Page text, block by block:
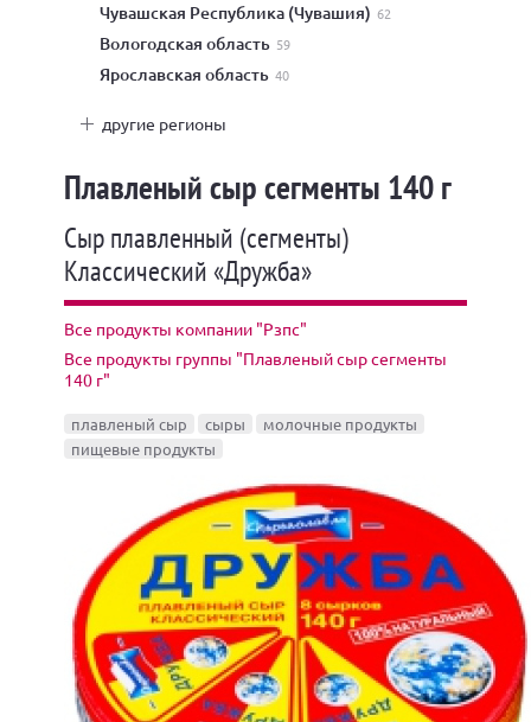
Чувашская Республика (Чувашия) 62
Вологодская область 59
Ярославская область 40
другие регионы
Плавленый сыр сегменты 140 г
Сыр плавленный (сегменты)
Классический «Дружба»
Все продукты компании "Рзпс"
Все продукты группы "Плавленый сыр сегменты
140 г"
плавленый сыр сыры
молочные продукты
пищевые продукты